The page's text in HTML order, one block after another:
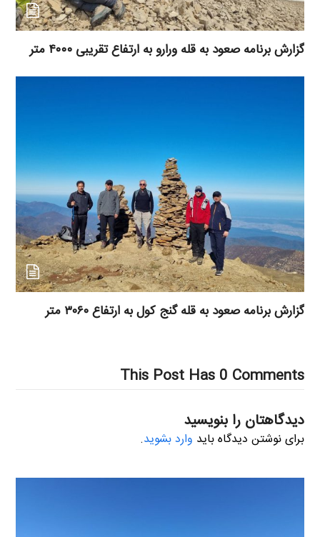
گزارش برنامه صعود به قله ورارو به ارتفاع تقریبی ۴۰۰۰ متر
گزارش برنامه صعود به قله گنج کول به ارتفاع ۳۰۶۰ متر
This Post Has 0 Comments
دیدگاهتان را بنویسید
برای نوشتن دیدگاه باید وارد بشوید.